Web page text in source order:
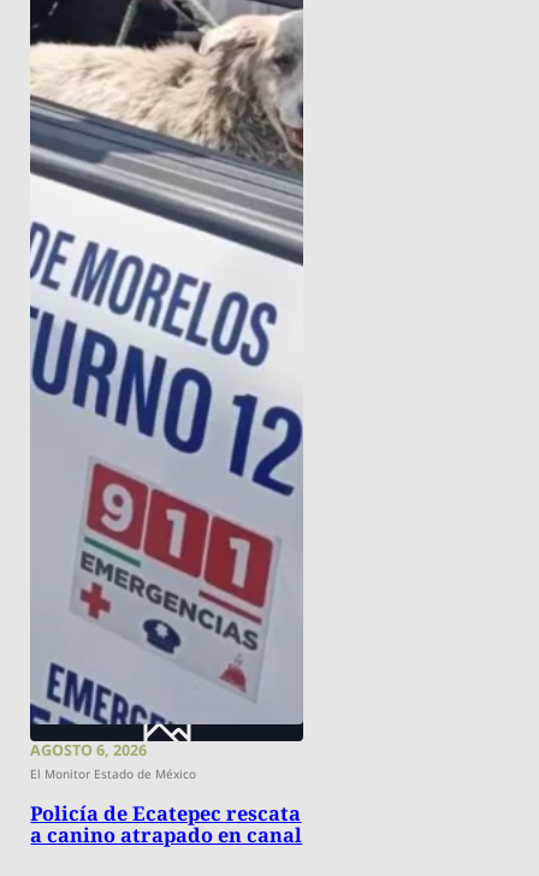
AGOSTO 6, 2026
El Monitor Estado de México
Policía de Ecatepec rescata
a canino atrapado en canal